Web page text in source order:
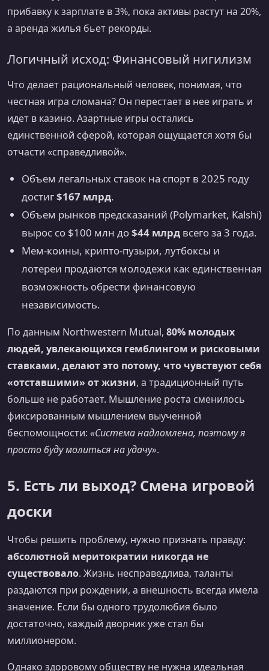
прибавку к зарплате в 3%, пока активы растут на 20%,
а аренда жилья бьет рекорды.
Логичный исход: Финансовый нигилизм
Что делает рациональный человек, понимая, что
честная игра сломана? Он перестает в нее играть и
идет в казино. Азартные игры остались
единственной сферой, которая ощущается хотя бы
отчасти «справедливой».
Объем легальных ставок на спорт в 2025 году
достиг$167 млрд.
Объем рынков предсказаний (Polymarket, Kalshi)
вырос со $100 млн до$44 млрд всего за 3 года.
Мем-коины, крипто-пузыри, лутбоксы и
лотереи продаются молодежи как единственная
возможность обрести финансовую
независимость.
По данным Northwestern Mutual, 80% молодых
людей, увлекающихся гемблингом и рисковыми
ставками, делают это потому, что чувствуют себя
«отставшими» от жизни, а традиционный путь
больше не работает. Мышление роста сменилось
фиксированным мышлением выученной
беспомощности: «Система надломлена, поэтому я
просто буду молиться на удачу».
5. Есть ли выход? Смена игровой
доски
Чтобы решить проблему, нужно признать правду:
абсолютной меритократии никогда не
существовало. Жизнь несправедлива, таланты
раздаются при рождении, а внешность всегда имела
значение. Если бы одного трудолюбия было
достаточно, каждый дворник уже стал бы
миллионером.
Однако здоровому обществу не нужна идеальная